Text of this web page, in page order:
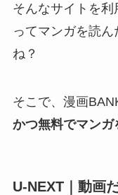
そんなサイトを
ってマンガを読
ね？
そこで、漫画
かつ無料でマンガ
U-NEXT｜動画